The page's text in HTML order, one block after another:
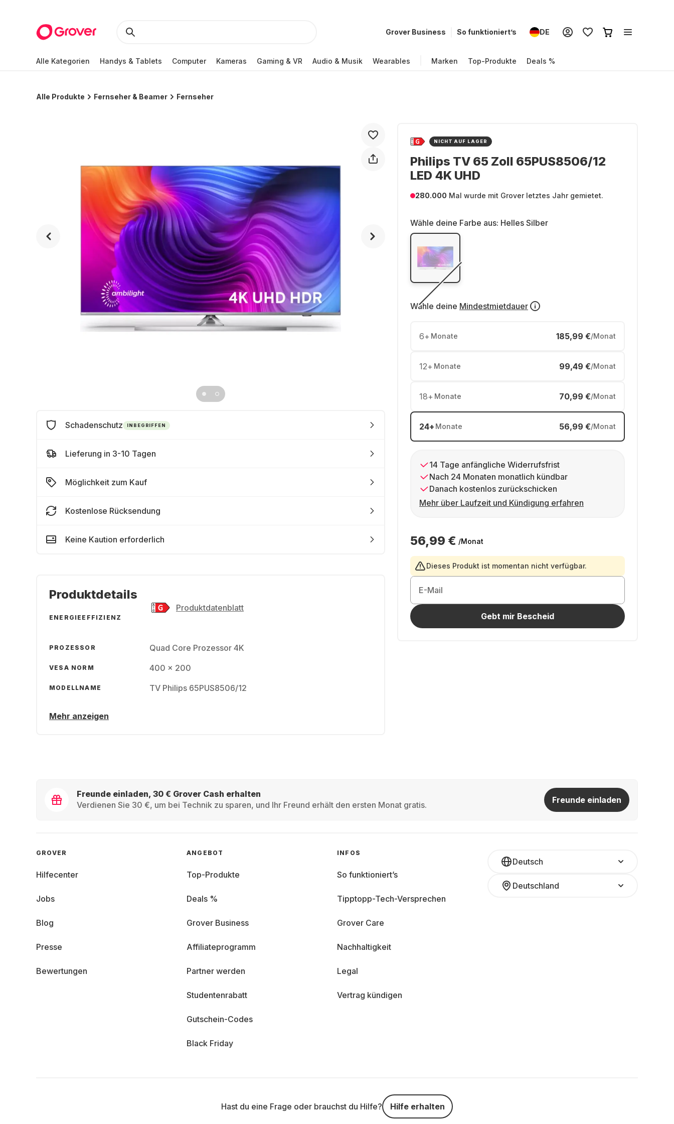
Grover Business So funktioniert’s DE
Alle Kategorien Handys & Tablets Computer Kameras Gaming & VR Audio & Musik Wearables Marken Top-Produkte Deals %
Alle Produkte Fernseher & Beamer Fernseher
NICHT AUF LAGER
Philips TV 65 Zoll 65PUS8506/12
LED 4K UHD
280.000 Mal wurde mit Grover letztes Jahr gemietet.
Wähle deine Farbe aus: Helles Silber
Wähle deine Mindestmietdauer
6+ Monate 185,99 €/Monat
12+ Monate 99,49 €/Monat
18+ Monate 70,99 €/Monat
24+ Monate 56,99 €/Monat
14 Tage anfängliche Widerrufsfrist
Nach 24 Monaten monatlich kündbar
Danach kostenlos zurückschicken
Mehr über Laufzeit und Kündigung erfahren
56,99 € /Monat
Dieses Produkt ist momentan nicht verfügbar.
E-Mail
Gebt mir Bescheid
Schadenschutz INBEGRIFFEN
Lieferung in 3-10 Tagen
Möglichkeit zum Kauf
Kostenlose Rücksendung
Keine Kaution erforderlich
Produktdetails
ENERGIEEFFIZIENZ
Produktdatenblatt
PROZESSOR Quad Core Prozessor 4K
VESA NORM 400 x 200
MODELLNAME TV Philips 65PUS8506/12
Mehr anzeigen
Freunde einladen, 30 € Grover Cash erhalten
Verdienen Sie 30 €, um bei Technik zu sparen, und Ihr Freund erhält den ersten Monat gratis.
Freunde einladen
Deutsch
Deutschland
GROVER
Hilfecenter
Jobs
Blog
Presse
Bewertungen
ANGEBOT
Top-Produkte
Deals %
Grover Business
Affiliateprogramm
Partner werden
Studentenrabatt
Gutschein-Codes
Black Friday
INFOS
So funktioniert’s
Tipptopp-Tech-Versprechen
Grover Care
Nachhaltigkeit
Legal
Vertrag kündigen
Hast du eine Frage oder brauchst du Hilfe? Hilfe erhalten